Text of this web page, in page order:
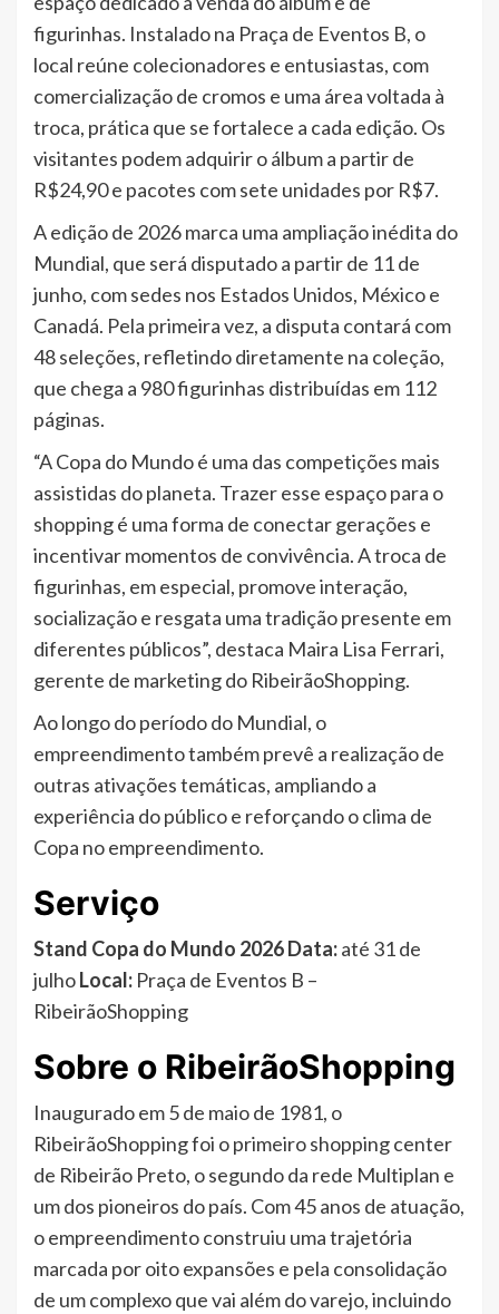
figurinhas. Instalado na Praça de Eventos B, o
local reúne colecionadores e entusiastas, com
comercialização de cromos e uma área voltada à
troca, prática que se fortalece a cada edição. Os
visitantes podem adquirir o álbum a partir de
R$24,90 e pacotes com sete unidades por R$7.
A edição de 2026 marca uma ampliação inédita do
Mundial, que será disputado a partir de 11 de
junho, com sedes nos Estados Unidos, México e
Canadá. Pela primeira vez, a disputa contará com
48 seleções, refletindo diretamente na coleção,
que chega a 980 figurinhas distribuídas em 112
páginas.
“A Copa do Mundo é uma das competições mais
assistidas do planeta. Trazer esse espaço para o
shopping é uma forma de conectar gerações e
incentivar momentos de convivência. A troca de
figurinhas, em especial, promove interação,
socialização e resgata uma tradição presente em
diferentes públicos”, destaca Maira Lisa Ferrari,
gerente de marketing do RibeirãoShopping.
Ao longo do período do Mundial, o
empreendimento também prevê a realização de
outras ativações temáticas, ampliando a
experiência do público e reforçando o clima de
Copa no empreendimento.
Serviço
Stand Copa do Mundo 2026Data:até 31 de
julhoLocal: Praça de Eventos B –
RibeirãoShopping
Sobre o RibeirãoShopping
Inaugurado em 5 de maio de 1981, o
RibeirãoShopping foi o primeiro shopping center
de Ribeirão Preto, o segundo da rede Multiplan e
um dos pioneiros do país. Com 45 anos de atuação,
o empreendimento construiu uma trajetória
marcada por oito expansões e pela consolidação
de um complexo que vai além do varejo, incluindo